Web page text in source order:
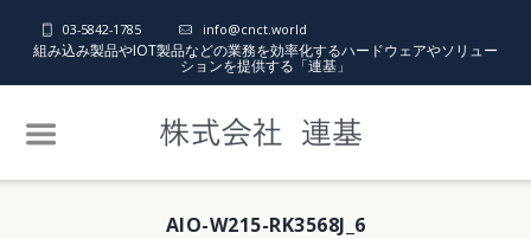
03-5842-1785 info@cnct.world
組み込み製品やIOT製品などの業務を効率化するハードウェアやソリュー
ションを提供する「連基」
AIO-W215-RK3568J_6